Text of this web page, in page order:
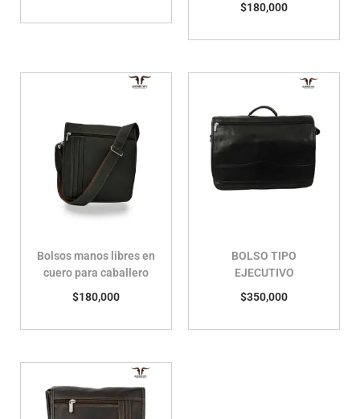
$180,000
Bolsos manos libres en
cuero para caballero
$180,000
BOLSO TIPO
EJECUTIVO
$350,000